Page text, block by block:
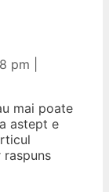
pm
mai poate
astept e